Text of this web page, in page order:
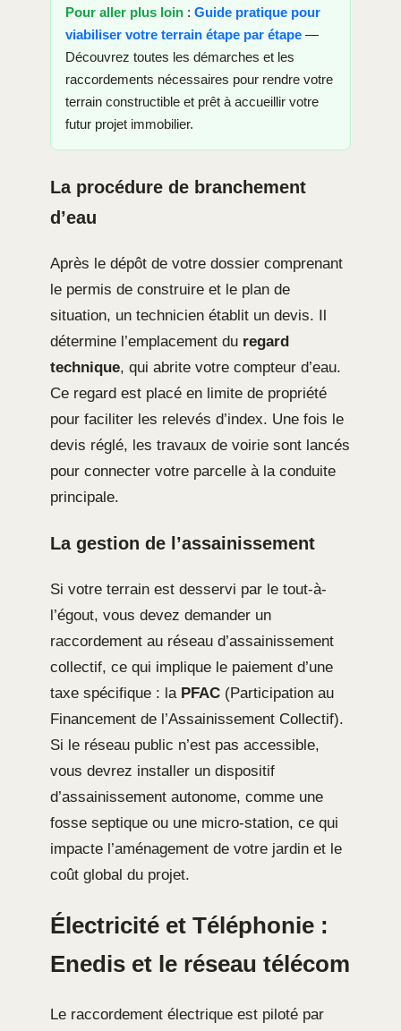
Pour aller plus loin : Guide pratique pour
viabiliser votre terrain étape par étape —
Découvrez toutes les démarches et les
raccordements nécessaires pour rendre votre
terrain constructible et prêt à accueillir votre
futur projet immobilier.
La procédure de branchement
d’eau
Après le dépôt de votre dossier comprenant
le permis de construire et le plan de
situation, un technicien établit un devis. Il
détermine l’emplacement du regard
technique, qui abrite votre compteur d’eau.
Ce regard est placé en limite de propriété
pour faciliter les relevés d’index. Une fois le
devis réglé, les travaux de voirie sont lancés
pour connecter votre parcelle à la conduite
principale.
La gestion de l’assainissement
Si votre terrain est desservi par le tout-à-
l’égout, vous devez demander un
raccordement au réseau d’assainissement
collectif, ce qui implique le paiement d’une
taxe spécifique : la PFAC (Participation au
Financement de l’Assainissement Collectif).
Si le réseau public n’est pas accessible,
vous devrez installer un dispositif
d’assainissement autonome, comme une
fosse septique ou une micro-station, ce qui
impacte l’aménagement de votre jardin et le
coût global du projet.
Électricité et Téléphonie :
Enedis et le réseau télécom
Le raccordement électrique est piloté par